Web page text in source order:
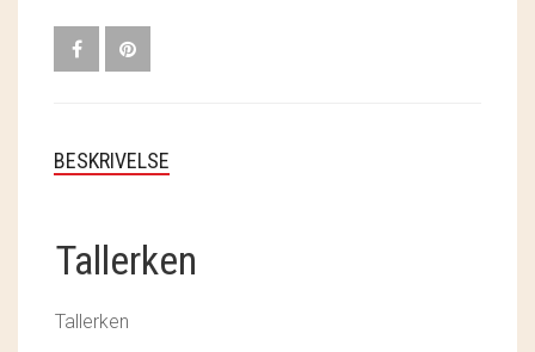
MADAM GRÆSKAR
SEA ART PHOTO
BESKRIVELSE
Tallerken
Tallerken